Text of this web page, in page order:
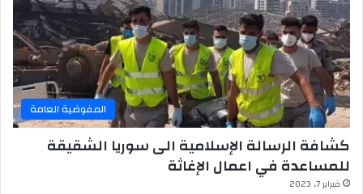
المفوضية العامة
كشافة الرسالة الإسلامية الى سوريا الشقيقة
للمساعدة في اعمال الإغاثة
فبراير 7, 2023